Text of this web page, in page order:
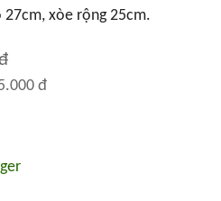
27cm, xòe rộng 25cm.
đ